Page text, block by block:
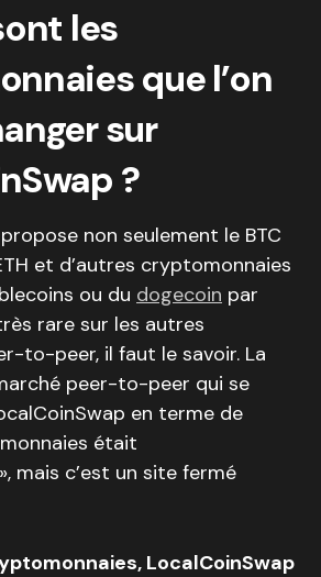
les
que l’on
sur
?
non seulement le BTC
et d’autres cryptomonnaies
ou du dogecoin par
rare sur les autres
to-peer, il faut le savoir. La
peer-to-peer qui se
en terme de
était
mais c’est un site fermé
LocalCoinSwap